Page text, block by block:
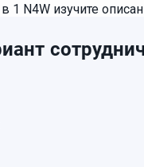
1 N4W изучите